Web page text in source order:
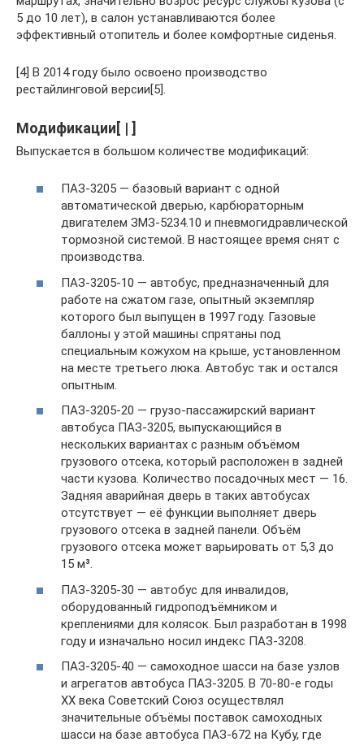
5 до 10 лет), в салон устанавливаются более
эффективный отопитель и более комфортные сиденья.
[4] В 2014 году было освоено производство
рестайлинговой версии[5].
Модификации[ | ]
Выпускается в большом количестве модификаций:
ПАЗ-3205 — базовый вариант с одной
автоматической дверью, карбюраторным
двигателем ЗМЗ-5234.10 и пневмогидравлической
тормозной системой. В настоящее время снят с
производства.
ПАЗ-3205-10 — автобус, предназначенный для
работе на сжатом газе, опытный экземпляр
которого был выпущен в 1997 году. Газовые
баллоны у этой машины спрятаны под
специальным кожухом на крыше, установленном
на месте третьего люка. Автобус так и остался
опытным.
ПАЗ-3205-20 — грузо-пассажирский вариант
автобуса ПАЗ-3205, выпускающийся в
нескольких вариантах с разным объёмом
грузового отсека, который расположен в задней
части кузова. Количество посадочных мест — 16.
Задняя аварийная дверь в таких автобусах
отсутствует — её функции выполняет дверь
грузового отсека в задней панели. Объём
грузового отсека может варьировать от 5,3 до
15 м³.
ПАЗ-3205-30 — автобус для инвалидов,
оборудованный гидроподъёмником и
креплениями для колясок. Был разработан в 1998
году и изначально носил индекс ПАЗ-3208.
ПАЗ-3205-40 — самоходное шасси на базе узлов
и агрегатов автобуса ПАЗ-3205. В 70-80-е годы
XX века Советский Союз осуществлял
значительные объёмы поставок самоходных
шасси на базе автобуса ПАЗ-672 на Кубу, где